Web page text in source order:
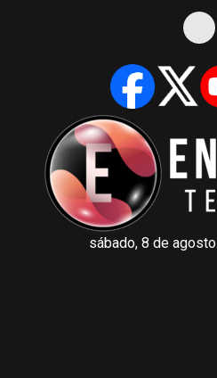
sábado, 8 de